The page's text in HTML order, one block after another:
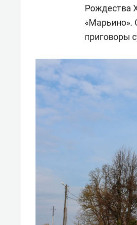
Рождества
«Марьино».
приговоры